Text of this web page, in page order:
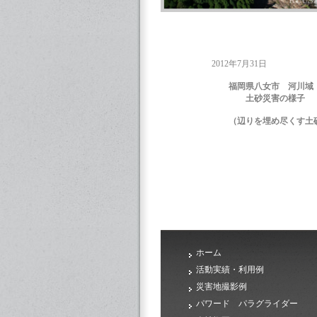
2012年7月31日
福岡県八女市 河川域
土砂災害の様子
（辺りを埋め尽くす土
ホーム
活動実績・利用例
災害地撮影例
パワード パラグライダー